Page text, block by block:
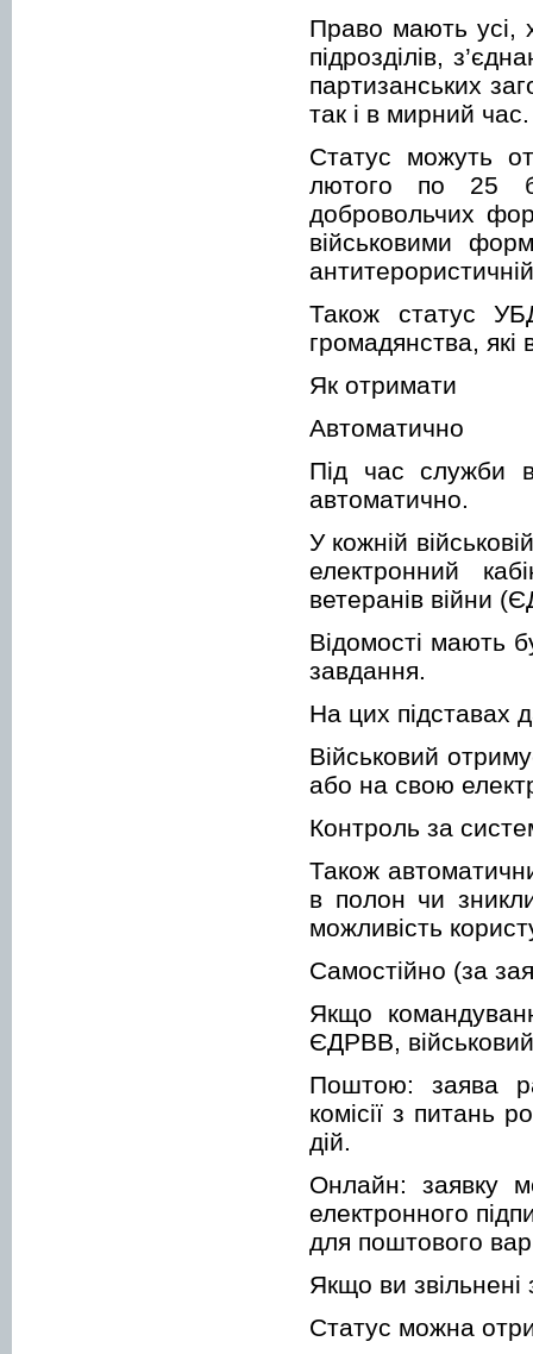
Право мають усі,
підрозділів,
партизанських
так і в мирний час.
Статус можуть
лютого по 25
добровольчих
військовими
Також статус
громадянства,
Як отримати
Автоматично
Під час служби
автоматично.
У кожній
електронний
ветеранів війни
Відомості мають
завдання.
На цих підставах
Військовий
або на свою
Контроль за
Також
в полон чи
можливість
Самостійно (за
Якщо
ЄДРВВ,
Поштою: заява
комісії з питань
дій.
Онлайн: заявку
електронного
для поштового
Якщо ви звільнені
Статус можна